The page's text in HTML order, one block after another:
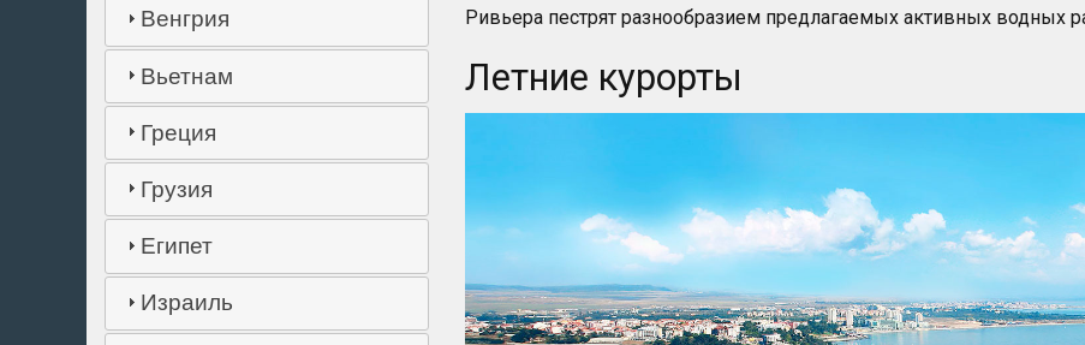
Ривьера пестрят разнообразием предлагаемых активных водных
Летние курорты
Венгрия
Вьетнам
Греция
Грузия
Египет
Израиль